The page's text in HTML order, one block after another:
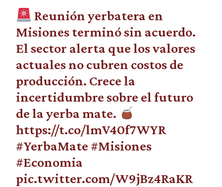
Reunión yerbatera en
Misiones terminó sin acuerdo.
El sector alerta que los valores
actuales no cubren costos de
producción. Crece la
incertidumbre sobre el futuro
de la yerba mate.
https://t.co/lmV40f7WYR
#YerbaMate #Misiones
#Economia
pic.twitter.com/W9jBz4RaKR